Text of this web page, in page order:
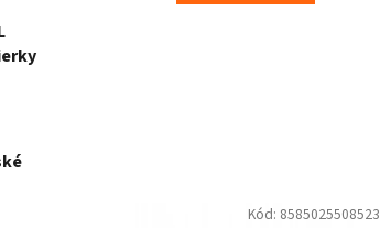
Kód: 8585025508523